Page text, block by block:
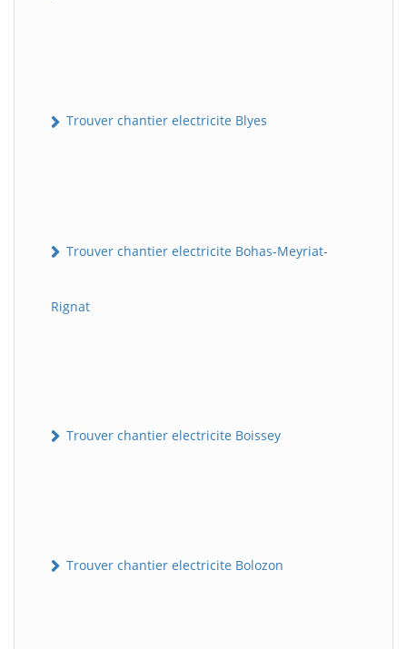
Trouver chantier electricite Blyes
Trouver chantier electricite Bohas-Meyriat-
Rignat
Trouver chantier electricite Boissey
Trouver chantier electricite Bolozon